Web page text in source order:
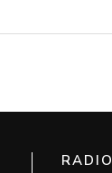
RADIO